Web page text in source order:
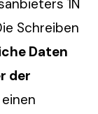
1N
Schreiben
Daten
der